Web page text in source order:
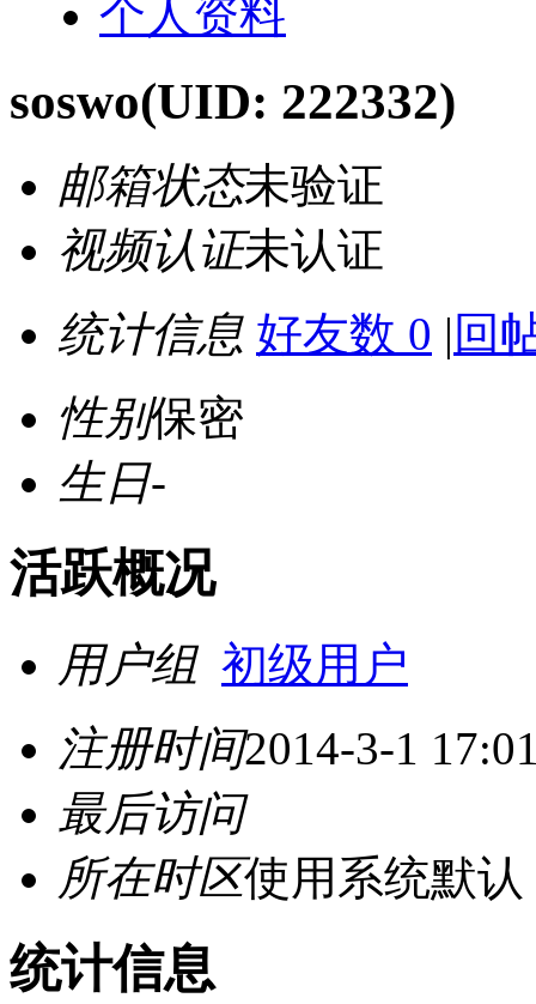
个人资料
soswo(UID: 222332)
邮箱状态未验证
视频认证未认证
统计信息 好友数 0 | 回
性别保密
生日-
活跃概况
用户组 初级用户
注册时间2014-3-1
最后访问
所在时区使用系统默认
统计信息